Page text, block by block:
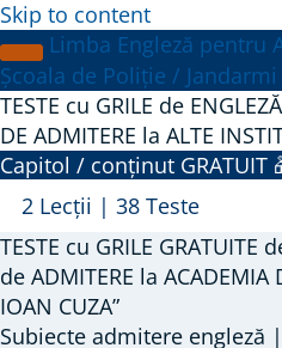
Skip to content
Limba Engleză pentru
Școala de Poliție / Jandarmi
TESTE cu GRILE de
DE ADMITERE la ALTE
Capitol / conținut GRATUIT
Arată
TESTE
cu
GRILE
de
ENGLEZĂ
2 Lecții | 38 Teste
TESTE cu GRILE GRATUITE
de ADMITERE la ACADEMIA
IOAN CUZA”
Subiecte admitere engleză